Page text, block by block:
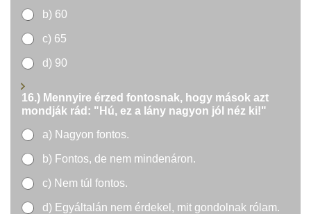
b) 60
c) 65
d) 90
a
j
t
ó
t
k
i
!
"
e
16.) Mennyire érzed fontosnak, hogy mások azt
mondják rád: "Hú, ez a lány nagyon jól néz ki!"
a) Nagyon fontos.
b) Fontos, de nem mindenáron.
c) Nem túl fontos.
d) Egyáltalán nem érdekel, mit gondolnak rólam.